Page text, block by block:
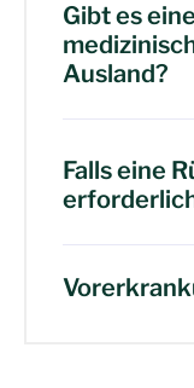
Gibt es
Ausland?
Falls eine